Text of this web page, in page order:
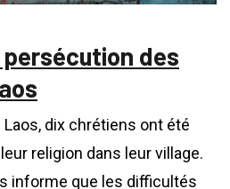
des
Laos, dix chrétiens ont été
religion dans leur village.
informe que les difficultés